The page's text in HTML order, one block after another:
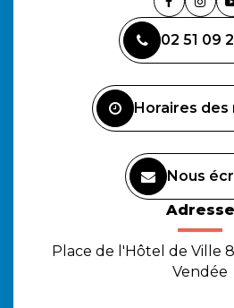
Lien
le
compte
Lien
le
02 51 09
Horaires des
Nous
Adresse
Place de l'Hôtel de Ville
Vendée